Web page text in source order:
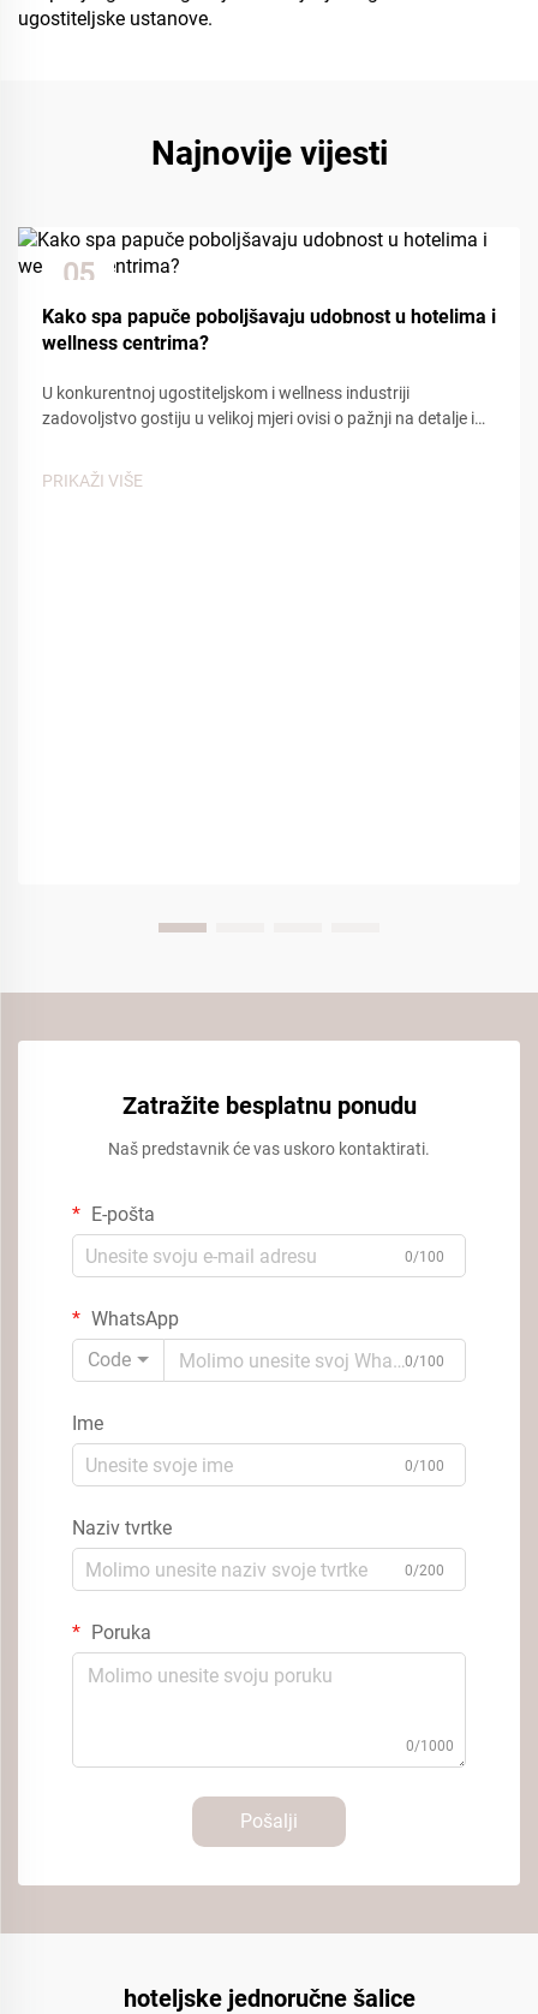
ugostiteljske ustanove.
Najnovije vijesti
05
Dec
Kako spa papuče poboljšavaju udobnost u hotelima i
wellness centrima?
U konkurentnoj ugostiteljskom i wellness industriji
zadovoljstvo gostiju u velikoj mjeri ovisi o pažnji na detalje i
na iskustvo gostiju, spa papuče igraju ključnu ulogu u
PRIKAŽI VIŠE
Zatražite besplatnu ponudu
Naš predstavnik će vas uskoro kontaktirati.
E-pošta
0/100
WhatsApp
Code
0/100
Ime
0/100
Naziv tvrtke
0/200
Poruka
0/1000
Pošalji
hoteljske jednoručne šalice